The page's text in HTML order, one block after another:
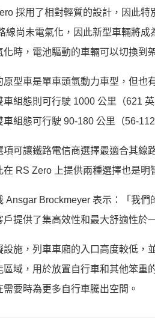
採用了相對輕質的設計，因此
線尚未電氣化，因此新型車輛將
化時，電池驅動的車輛可以切換到
原型車是單車頭氫動力車型，但
車組態則可行駛 1000 公里（621
車組態可行駛 90-180 公里（56-
項可讓鐵路電信商選擇最適合其線
在 RS Zero 上提供兩種選擇也是明
Ansgar Brockmeyer 表示：「我
戶提供了集高效性和最大舒適性於
設施，列車車廂的入口高度較低，
區域，用於放置自行車和其他笨重
需要時為更多自行車騰出空間。